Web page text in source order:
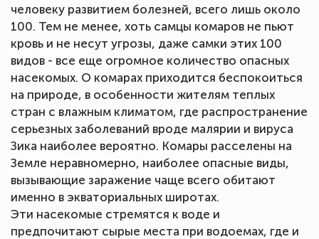
человеку развитием болезней, всего лишь около
100. Тем не менее, хоть самцы комаров не пьют
кровь и не несут угрозы, даже самки этих 100
видов - все еще огромное количество опасных
насекомых. О комарах приходится беспокоиться
на природе, в особенности жителям теплых
стран с влажным климатом, где распространение
серьезных заболеваний вроде малярии и вируса
Зика наиболее вероятно. Комары расселены на
Земле неравномерно, наиболее опасные виды,
вызывающие заражение чаще всего обитают
именно в экваториальных широтах.
Эти насекомые стремятся к воде и
предпочитают сырые места при водоемах, где и